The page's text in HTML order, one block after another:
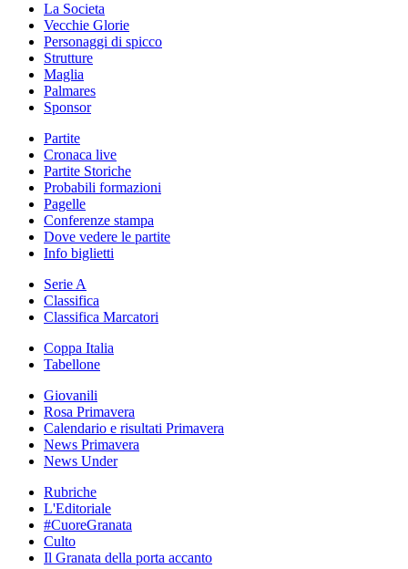
La Societa
Vecchie Glorie
Personaggi di spicco
Strutture
Maglia
Palmares
Sponsor
Partite
Cronaca live
Partite Storiche
Probabili formazioni
Pagelle
Conferenze stampa
Dove vedere le partite
Info biglietti
Serie A
Classifica
Classifica Marcatori
Coppa Italia
Tabellone
Giovanili
Rosa Primavera
Calendario e risultati Primavera
News Primavera
News Under
Rubriche
L'Editoriale
#CuoreGranata
Culto
Il Granata della porta accanto